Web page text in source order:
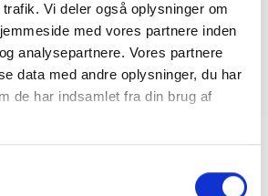
Vi deler også oplysninger om
med vores partnere inden
analysepartnere. Vores partnere
data med andre oplysninger, du har
de har indsamlet fra din brug af